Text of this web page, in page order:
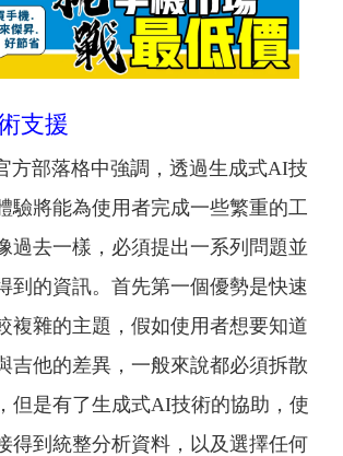
支援
方部落格中強調，透過生成式AI技
驗將能為使用者完成一些繁重的工
過去一樣，必須提出一系列問題並
到的資訊。首先第一個優勢是快速
複雜的主題，假如使用者想要知道
吉他的差異，一般來說都必須拆散
但是有了生成式AI技術的協助，使
得到統整分析資料，以及選擇任何